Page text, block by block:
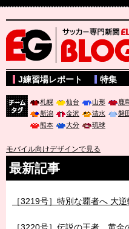
サッカー専門新聞ELGOLAZO web版
J練習場レポート 特集
札幌 仙台 山形 鹿
新潟
金沢 清水 磐
熊本
大分 琉球
モバイル向けデザインで見る
最新記事